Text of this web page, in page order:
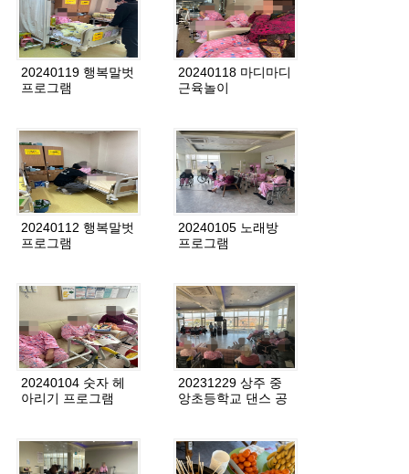
20240119 행복말벗
프로그램
20240118 마디마디
근육놀이
20240112 행복말벗
프로그램
20240105 노래방
프로그램
20240104 숫자 헤
아리기 프로그램
20231229 상주 중
앙초등학교 댄스 공